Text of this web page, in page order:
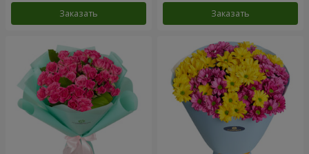
Заказать Заказать